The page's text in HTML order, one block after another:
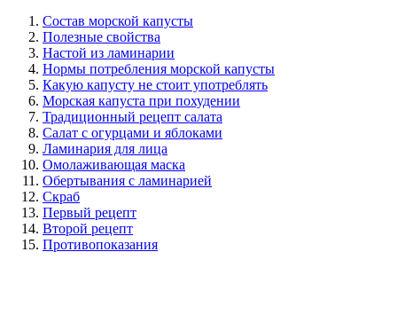
Состав морской капусты
Полезные свойства
Настой из ламинарии
Нормы потребления морской капусты
Какую капусту не стоит употреблять
Морская капуста при похудении
Традиционный рецепт салата
Салат с огурцами и яблоками
Ламинария для лица
Омолаживающая маска
Обертывания с ламинарией
Скраб
Первый рецепт
Второй рецепт
Противопоказания